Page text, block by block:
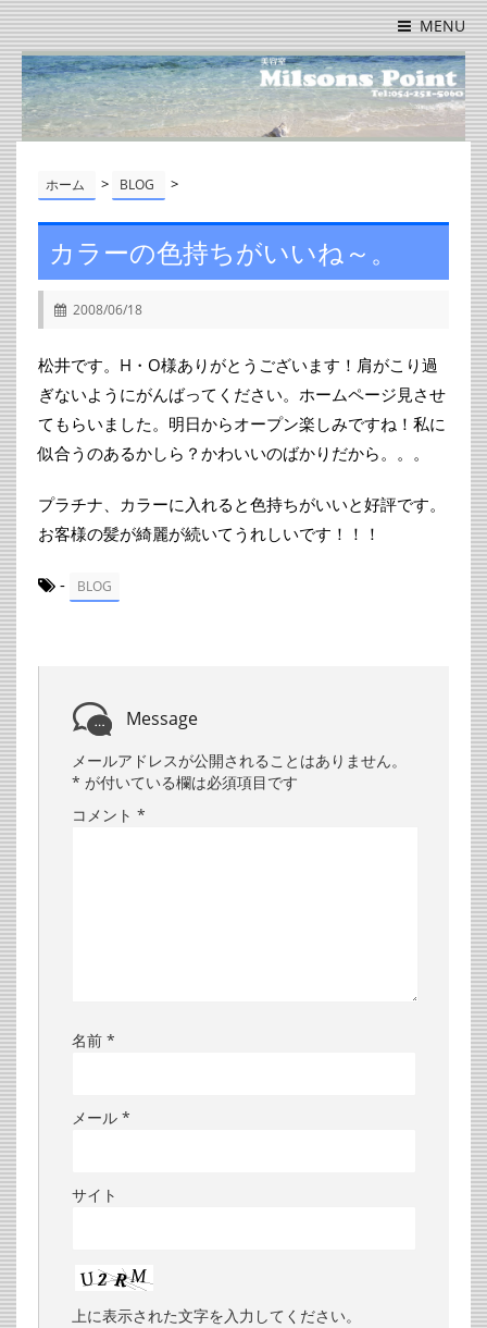
MENU
ホーム > BLOG >
カラーの色持ちがいいね～。
2008/06/18
松井です。H・O様ありがとうございます！肩がこり過
ぎないようにがんばってください。ホームページ見させ
てもらいました。明日からオープン楽しみですね！私に
似合うのあるかしら？かわいいのばかりだから。。。
プラチナ、カラーに入れると色持ちがいいと好評です。
お客様の髪が綺麗が続いてうれしいです！！！
- BLOG
Message
メールアドレスが公開されることはありません。
* が付いている欄は必須項目です
コメント *
名前 *
メール *
サイト
上に表示された文字を入力してください。